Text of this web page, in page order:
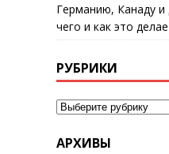
Германию, Канаду и
чего и как это
РУБРИКИ
АРХИВЫ